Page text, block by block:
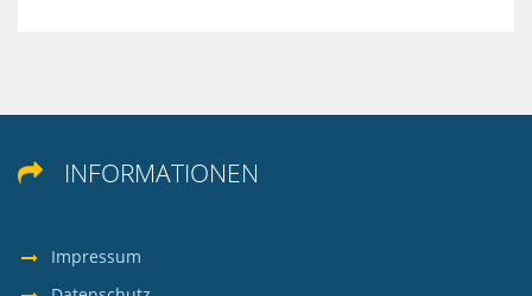
 INFORMATIONEN
Impressum